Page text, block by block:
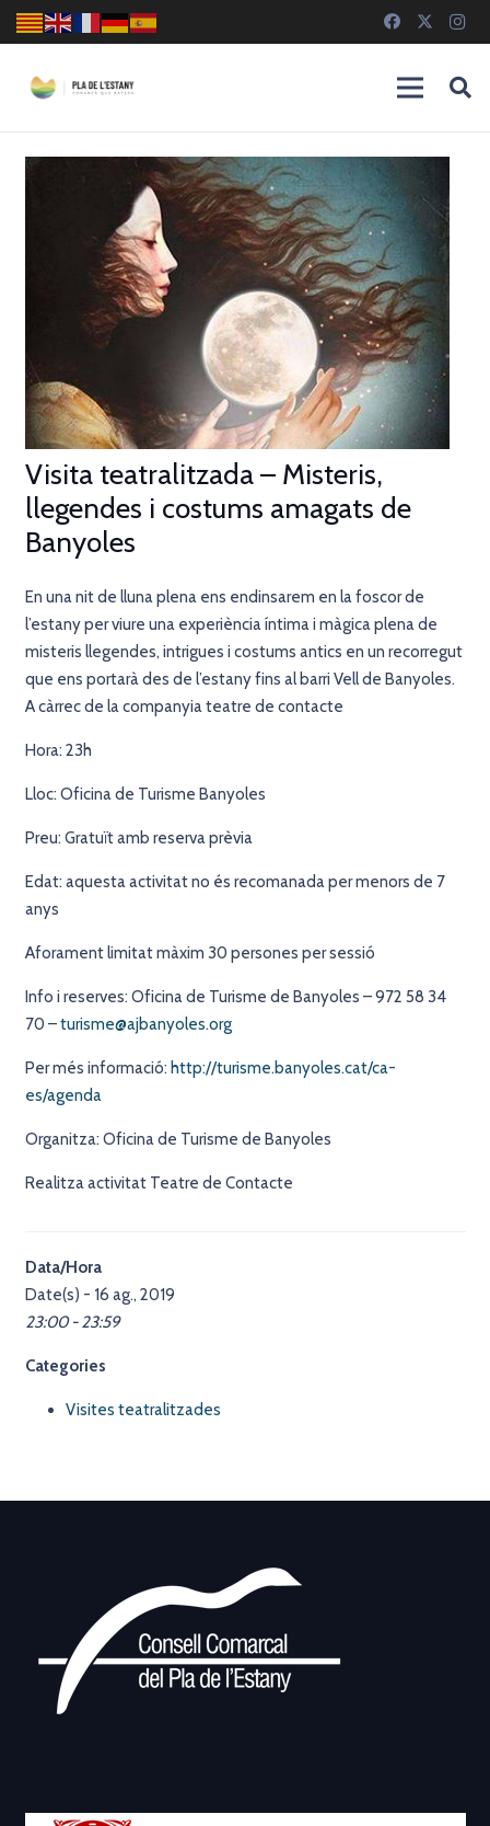
Visita teatralitzada – Misteris,
llegendes i costums amagats de
Banyoles
En una nit de lluna plena ens endinsarem en la foscor de
l’estany per viure una experiència íntima i màgica plena de
misteris llegendes, intrigues i costums antics en un recorregut
que ens portarà des de l’estany fins al barri Vell de Banyoles.
A càrrec de la companyia teatre de contacte
Hora: 23h
Lloc: Oficina de Turisme Banyoles
Preu: Gratuït amb reserva prèvia
Edat: aquesta activitat no és recomanada per menors de 7
anys
Aforament limitat màxim 30 persones per sessió
Info i reserves: Oficina de Turisme de Banyoles – 972 58 34
70 –turisme@ajbanyoles.org
Per més informació: http://turisme.banyoles.cat/ca-
es/agenda
Organitza: Oficina de Turisme de Banyoles
Realitza activitat Teatre de Contacte
Data/Hora
Date(s) - 16 ag., 2019
23:00 - 23:59
Categories
Visites teatralitzades